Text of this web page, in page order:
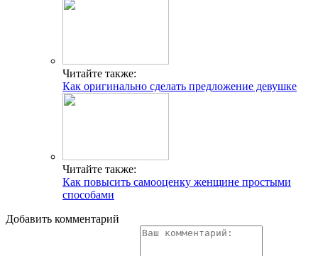
Читайте также:
Как оригинально сделать предложение девушке
Читайте также:
Как повысить самооценку женщине простыми
способами
Добавить комментарий